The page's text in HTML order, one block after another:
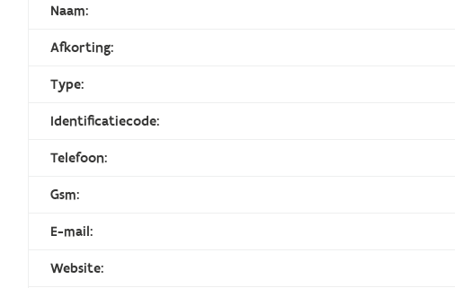
Naam:
Afkorting:
Type:
Identificatiecode:
Telefoon:
Gsm:
E-mail:
Website: